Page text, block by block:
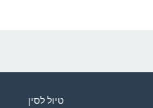
טיול לסין